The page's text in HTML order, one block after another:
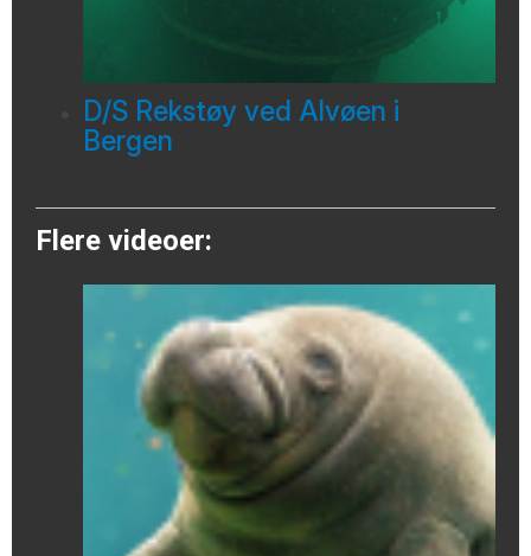
D/S Rekstøy ved Alvøen i
Bergen
Flere videoer: